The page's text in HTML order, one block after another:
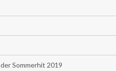
Sommerhit 2019